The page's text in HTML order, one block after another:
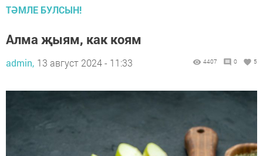
ТӘМЛЕ БУЛСЫН!
Алма җыям, как коям
admin, 13 август 2024 - 11:33 4407 0 5